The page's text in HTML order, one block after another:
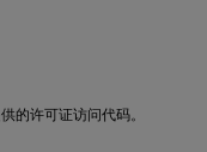
的许可证访问代码。